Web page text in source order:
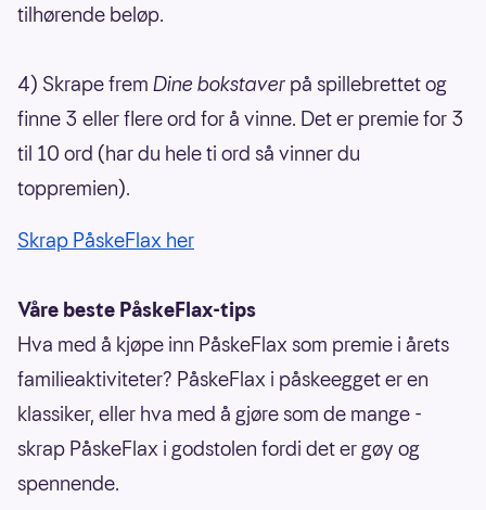
tilhørende beløp.
4) Skrape frem Dine bokstaver på spillebrettet og
finne 3 eller flere ord for å vinne. Det er premie for 3
til 10 ord (har du hele ti ord så vinner du
toppremien).
Skrap PåskeFlax her
Våre beste PåskeFlax-tips
Hva med å kjøpe inn PåskeFlax som premie i årets
familieaktiviteter? PåskeFlax i påskeegget er en
klassiker, eller hva med å gjøre som de mange -
skrap PåskeFlax i godstolen fordi det er gøy og
spennende.